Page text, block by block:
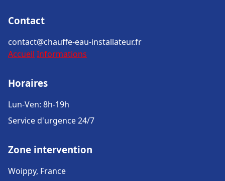
Contact
contact@chauffe-eau-installateur.fr
Accueil Informations
Horaires
Lun-Ven: 8h-19h
Service d'urgence 24/7
Zone intervention
Woippy, France